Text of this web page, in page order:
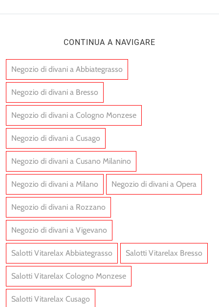
CONTINUA A NAVIGARE
Negozio di divani a Abbiategrasso
Negozio di divani a Bresso
Negozio di divani a Cologno Monzese
Negozio di divani a Cusago
Negozio di divani a Cusano Milanino
Negozio di divani a Milano Negozio di divani a Opera
Negozio di divani a Rozzano
Negozio di divani a Vigevano
Salotti Vitarelax Abbiategrasso Salotti Vitarelax Bresso
Salotti Vitarelax Cologno Monzese
Salotti Vitarelax Cusago